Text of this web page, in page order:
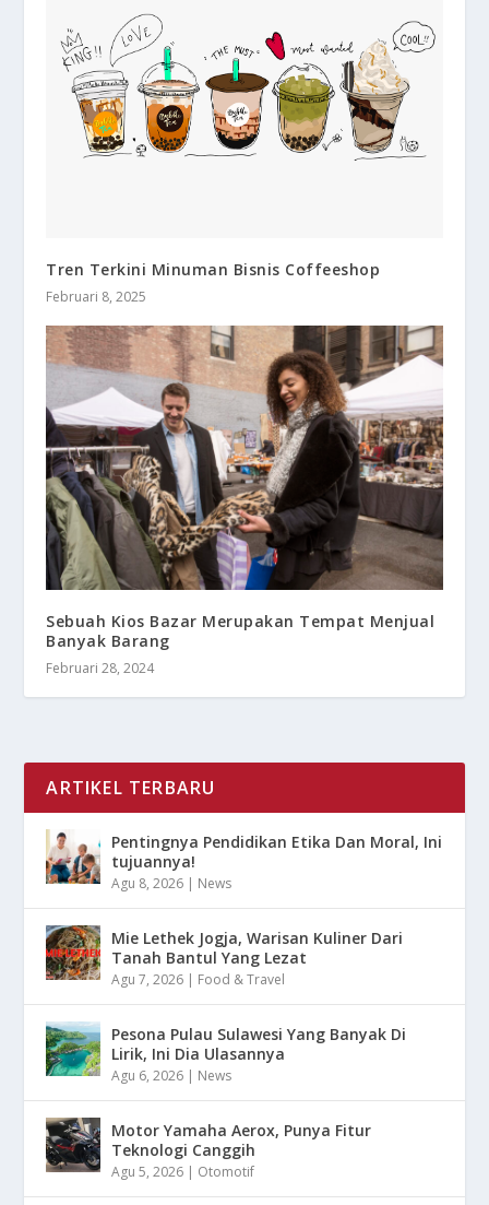
Tren Terkini Minuman Bisnis Coffeeshop
Februari 8, 2025
Sebuah Kios Bazar Merupakan Tempat Menjual
Banyak Barang
Februari 28, 2024
ARTIKEL TERBARU
Pentingnya Pendidikan Etika Dan Moral, Ini
tujuannya!
Agu 8, 2026 | News
Mie Lethek Jogja, Warisan Kuliner Dari
Tanah Bantul Yang Lezat
Agu 7, 2026 | Food & Travel
Pesona Pulau Sulawesi Yang Banyak Di
Lirik, Ini Dia Ulasannya
Agu 6, 2026 | News
Motor Yamaha Aerox, Punya Fitur
Teknologi Canggih
Agu 5, 2026 | Otomotif